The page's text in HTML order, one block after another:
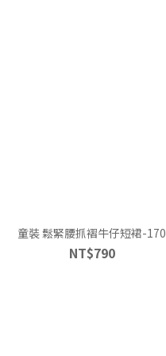
童裝 鬆緊腰抓褶牛仔短裙-170
NT$790